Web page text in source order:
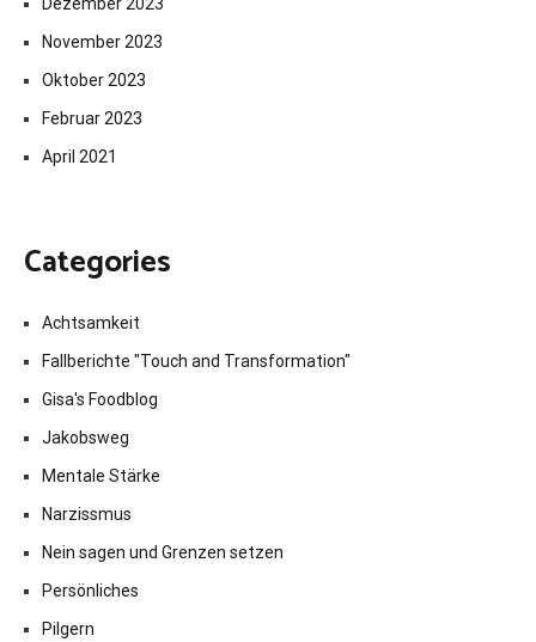
November 2023
Oktober 2023
Februar 2023
April 2021
Categories
Achtsamkeit
Fallberichte "Touch and Transformation"
Gisa's Foodblog
Jakobsweg
Mentale Stärke
Narzissmus
Nein sagen und Grenzen setzen
Persönliches
Pilgern